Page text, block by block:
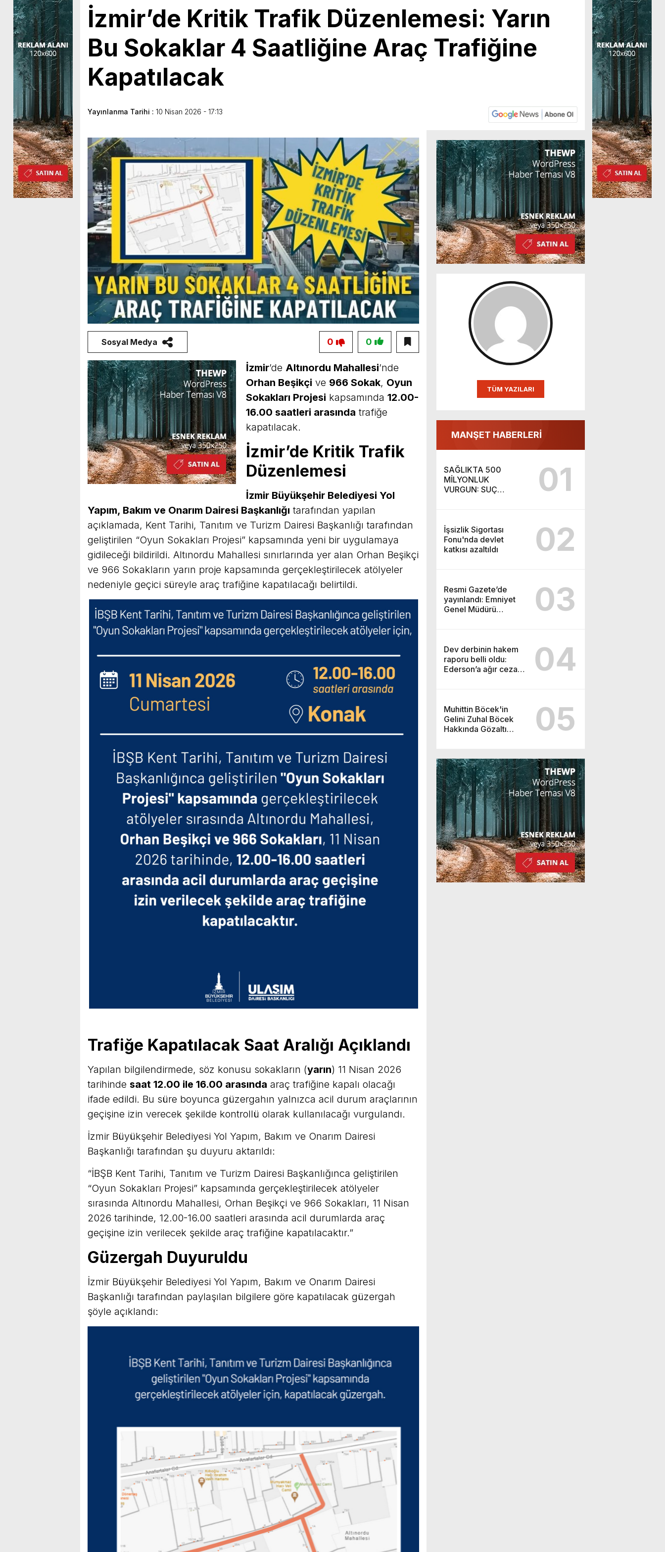
İzmir’de Kritik Trafik Düzenlemesi: Yarın
Bu Sokaklar 4 Saatliğine Araç Trafiğine
Kapatılacak
Yayınlanma Tarihi : 10 Nisan 2026 - 17:13
TÜM YAZILARI
MANŞET HABERLERİ
SAĞLIKTA 500
MİLYONLUK
VURGUN: SUÇ
01
İşsizlik Sigortası
Fonu'nda devlet
katkısı azaltıldı
02
Resmi Gazete’de
yayınlandı: Emniyet
Genel Müdürü
03
Dev derbinin hakem
raporu belli oldu:
Ederson’a ağır ceza
04
Muhittin Böcek'in
Gelini Zuhal Böcek
Hakkında Gözaltı
05
Sosyal Medya 0
0
İzmir’de Altınordu Mahallesi’nde
Orhan Beşikçi ve 966 Sokak, Oyun
Sokakları Projesi kapsamında 12.00-
16.00 saatleri arasında trafiğe
kapatılacak.
İzmir’de Kritik Trafik
Düzenlemesi
İzmir Büyükşehir Belediyesi Yol
Yapım, Bakım ve Onarım Dairesi Başkanlığı tarafından yapılan
açıklamada, Kent Tarihi, Tanıtım ve Turizm Dairesi Başkanlığı tarafından
geliştirilen “Oyun Sokakları Projesi” kapsamında yeni bir uygulamaya
gidileceği bildirildi. Altınordu Mahallesi sınırlarında yer alan Orhan Beşikçi
ve 966 Sokakların yarın proje kapsamında gerçekleştirilecek atölyeler
nedeniyle geçici süreyle araç trafiğine kapatılacağı belirtildi.
Trafiğe Kapatılacak Saat Aralığı Açıklandı
Yapılan bilgilendirmede, söz konusu sokakların (yarın) 11 Nisan 2026
tarihinde saat 12.00 ile 16.00 arasında araç trafiğine kapalı olacağı
ifade edildi. Bu süre boyunca güzergahın yalnızca acil durum araçlarının
geçişine izin verecek şekilde kontrollü olarak kullanılacağı vurgulandı.
İzmir Büyükşehir Belediyesi Yol Yapım, Bakım ve Onarım Dairesi
Başkanlığı tarafından şu duyuru aktarıldı:
“İBŞB Kent Tarihi, Tanıtım ve Turizm Dairesi Başkanlığınca geliştirilen
“Oyun Sokakları Projesi” kapsamında gerçekleştirilecek atölyeler
sırasında Altınordu Mahallesi, Orhan Beşikçi ve 966 Sokakları, 11 Nisan
2026 tarihinde, 12.00-16.00 saatleri arasında acil durumlarda araç
geçişine izin verilecek şekilde araç trafiğine kapatılacaktır.”
Güzergah Duyuruldu
İzmir Büyükşehir Belediyesi Yol Yapım, Bakım ve Onarım Dairesi
Başkanlığı tarafından paylaşılan bilgilere göre kapatılacak güzergah
şöyle açıklandı: